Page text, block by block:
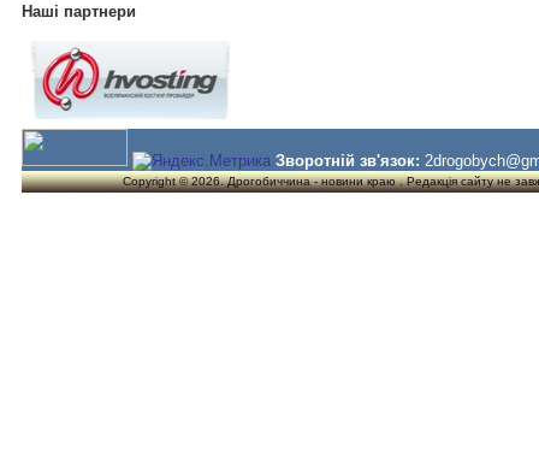
Наші партнери
Зворотній зв'язок:
Copyright © 2026. Дрогобиччина - новини краю . Редакція сайту не